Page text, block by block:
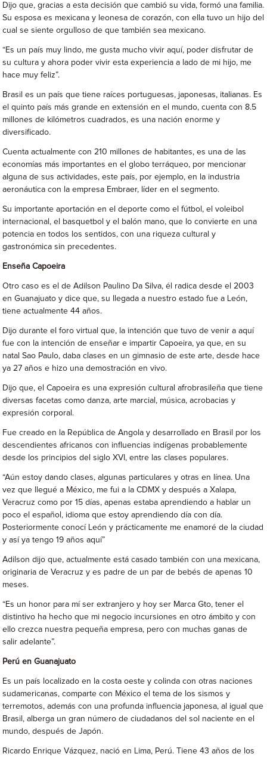
Dijo que, gracias a esta decisión que cambió su vida, formó una familia.
Su esposa es mexicana y leonesa de corazón, con ella tuvo un hijo del
cual se siente orgulloso de que también sea mexicano.
“Es un país muy lindo, me gusta mucho vivir aquí, poder disfrutar de
su cultura y ahora poder vivir esta experiencia a lado de mi hijo, me
hace muy feliz”.
Brasil es un país que tiene raíces portuguesas, japonesas, italianas. Es
el quinto país más grande en extensión en el mundo, cuenta con 8.5
millones de kilómetros cuadrados, es una nación enorme y
diversificado.
Cuenta actualmente con 210 millones de habitantes, es una de las
economías más importantes en el globo terráqueo, por mencionar
alguna de sus actividades, este país, por ejemplo, en la industria
aeronáutica con la empresa Embraer, líder en el segmento.
Su importante aportación en el deporte como el fútbol, el voleibol
internacional, el basquetbol y el balón mano, que lo convierte en una
potencia en todos los sentidos, con una riqueza cultural y
gastronómica sin precedentes.
Enseña Capoeira
Otro caso es el de Adilson Paulino Da Silva, él radica desde el 2003
en Guanajuato y dice que, su llegada a nuestro estado fue a León,
tiene actualmente 44 años.
Dijo durante el foro virtual que, la intención que tuvo de venir a aquí
fue con la intención de enseñar e impartir Capoeira, ya que, en su
natal Sao Paulo, daba clases en un gimnasio de este arte, desde hace
ya 27 años e hizo una demostración en vivo.
Dijo que, el Capoeira es una expresión cultural afrobrasileña que tiene
diversas facetas como danza, arte marcial, música, acrobacias y
expresión corporal.
Fue creado en la República de Angola y desarrollado en Brasil por los
descendientes africanos con influencias indígenas probablemente
desde los principios del siglo XVI, entre las clases populares.
“Aún estoy dando clases, algunas particulares y otras en línea. Una
vez que llegué a México, me fui a la CDMX y después a Xalapa,
Veracruz como por 15 días, apenas estaba aprendiendo a hablar un
poco el español, idioma que estoy aprendiendo día con día.
Posteriormente conocí León y prácticamente me enamoré de la ciudad
y así ya tengo 19 años aquí”
Adilson dijo que, actualmente está casado también con una mexicana,
originaria de Veracruz y es padre de un par de bebés de apenas 10
meses.
“Es un honor para mí ser extranjero y hoy ser Marca Gto, tener el
distintivo ha hecho que mi negocio incursiones en otro ámbito y con
ello crezca nuestra pequeña empresa, pero con muchas ganas de
salir adelante”.
Perú en Guanajuato
Es un país localizado en la costa oeste y colinda con otras naciones
sudamericanas, comparte con México el tema de los sismos y
terremotos, además con una profunda influencia japonesa, al igual que
Brasil, alberga un gran número de ciudadanos del sol naciente en el
mundo, después de Japón.
Ricardo Enrique Vázquez, nació en Lima, Perú. Tiene 43 años de los